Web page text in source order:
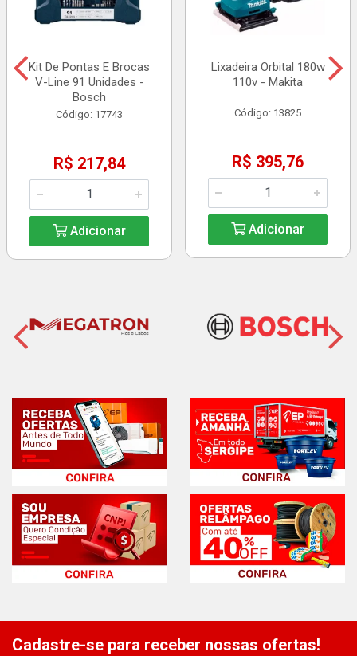
Kit De Pontas E Brocas
V-Line 91 Unidades -
Bosch
Código: 17743
R$ 217,84
Adicionar
Lixadeira Orbital 180w
110v - Makita
Código: 13825
R$ 395,76
Adicionar
Cadastre-se para receber nossas ofertas!